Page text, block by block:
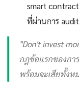
smart
ที่ผ่านการ
"Don't invest
กฎข้อแรกของกา
พร้อมจะเสียทั้งห